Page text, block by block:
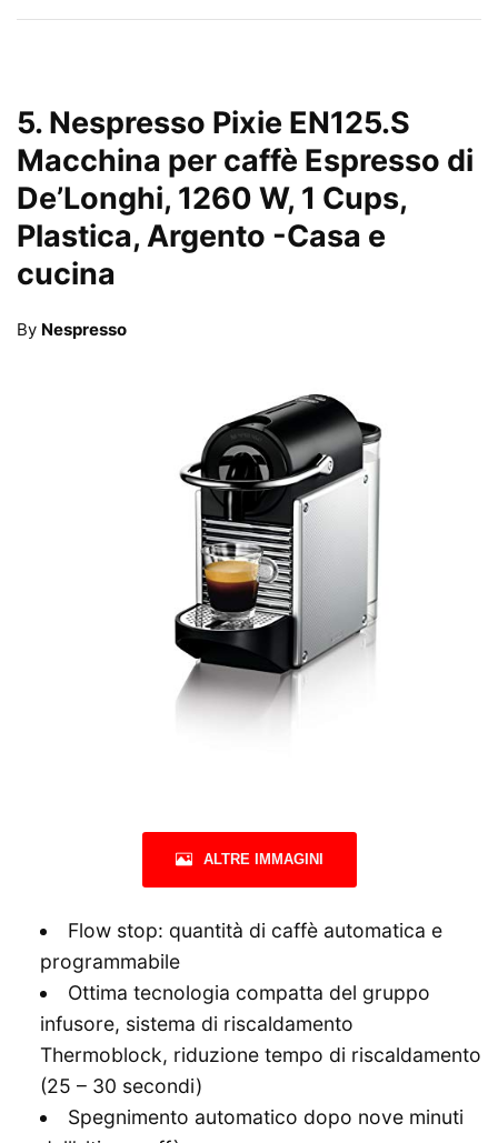
5. Nespresso Pixie EN125.S
Macchina per caffè Espresso di
De’Longhi, 1260 W, 1 Cups,
Plastica, Argento -Casa e
cucina
By Nespresso
ALTRE IMMAGINI
Flow stop: quantità di caffè automatica e
programmabile
Ottima tecnologia compatta del gruppo
infusore, sistema di riscaldamento
Thermoblock, riduzione tempo di riscaldamento
(25 – 30 secondi)
Spegnimento automatico dopo nove minuti